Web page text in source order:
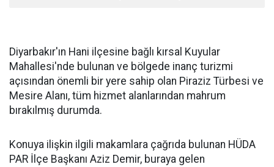
Diyarbakır'ın Hani ilçesine bağlı kırsal Kuyular
Mahallesi'nde bulunan ve bölgede inanç turizmi
açısından önemli bir yere sahip olan Piraziz Türbesi ve
Mesire Alanı, tüm hizmet alanlarından mahrum
bırakılmış durumda.
Konuya ilişkin ilgili makamlara çağrıda bulunan HÜDA
PAR İlçe Başkanı Aziz Demir, buraya gelen